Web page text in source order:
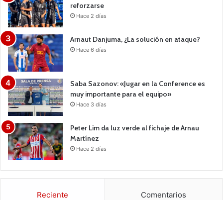
reforzarse
Hace 2 días
Arnaut Danjuma, ¿La solución en ataque?
Hace 6 días
Saba Sazonov: «Jugar en la Conference es
muy importante para el equipo»
Hace 3 días
Peter Lim da luz verde al fichaje de Arnau
Martínez
Hace 2 días
Reciente Comentarios